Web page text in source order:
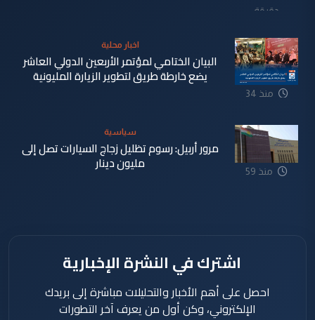
دقيقة
منذ 34
اخبار محلية
البيان الختامي لمؤتمر الأربعين الدولي العاشر
يضع خارطة طريق لتطوير الزيارة المليونية
منذ 59
سياسية
مرور أربيل: رسوم تظليل زجاج السيارات تصل إلى
مليون دينار
اشترك في النشرة الإخبارية
احصل على أهم الأخبار والتحليلات مباشرة إلى بريدك
الإلكتروني، وكن أول من يعرف آخر التطورات